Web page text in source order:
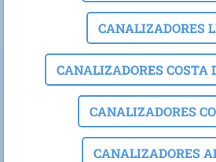
CANALIZADORES
CANALIZADORES COSTA
CANALIZADORES
CANALIZADORES